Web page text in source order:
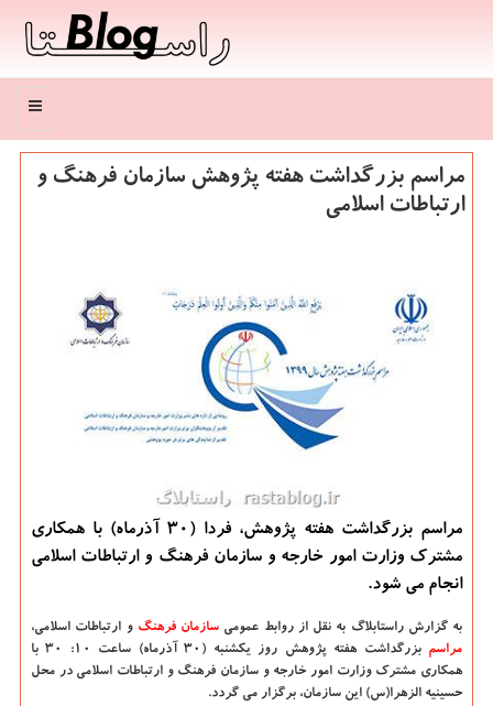
منو
مراسم بزرگداشت هفته پژوهش سازمان فرهنگ و
ارتباطات اسلامی
مراسم بزرگداشت هفته پژوهش، فردا (30 آذرماه) با همکاری
مشترک وزارت امور خارجه و سازمان فرهنگ و ارتباطات اسلامی
انجام می شود.
به گزارش راستابلاگ به نقل از روابط عمومی سازمان فرهنگ و ارتباطات اسلامی،
مراسم
بزرگداشت هفته پژوهش روز یکشنبه (۳۰ آذرماه) ساعت ۱۰: ۳۰ با
همکاری مشترک وزارت امور خارجه و سازمان فرهنگ و ارتباطات اسلامی در محل
حسینیه الزهرا(س) این سازمان، برگزار می گردد.